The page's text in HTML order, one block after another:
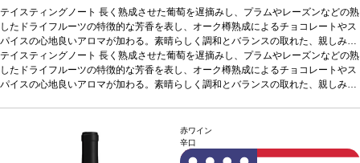
テイスティングノート 長く熟成させた葡萄を遅摘みし、プラムやレーズンなどの熟
したドライフルーツの特徴的な芳香を表し、オーク樽熟成によるチョコレートやス
パイスの心地良いアロマが加わる。素晴らしく調和とバランスの取れた、親しみや
すく心地よい一本。 合う料理ローストした肉料理や、イノシシやシカなどのジビ
エ料理と一緒に飲むのに最適なワインです。 熟した香ばしいハード チーズとの相
性も抜群で、瞑想にぴったりのワインでもあります。葡萄品種ネグロアマーロ、
テイスティングノート 長く熟成させた葡萄を遅摘みし、プラムやレーズンなどの熟
したドライフルーツの特徴的な芳香を表し、オーク樽熟成によるチョコレートやス
パイスの心地良いアロマが加わる。素晴らしく調和とバランスの取れた、親しみや
性も抜群で、瞑想にぴったりのワインでもあります。
メルロー、プリミティーヴォ
*本ヴィンテージが在庫切れの場合、在庫があり価格
が同様の場合は自動的に次のヴィンテージに変更されます、ご了承ください。
赤ワイン
辛口